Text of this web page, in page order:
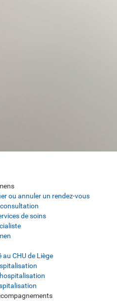
ou annuler un rendez-vous
de soins
CHU de Liège